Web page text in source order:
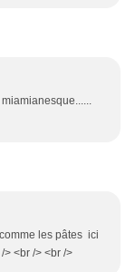
les pâtes ici
<br /> <br />